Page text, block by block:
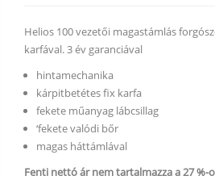
Helios 100 vezetői magastámlás
karfával. 3 év garanciával
hintamechanika
kárpitbetétes fix karfa
fekete műanyag lábcsillag
‘fekete valódi bőr
magas háttámlával
Fenti nettó ár nem tartalmazza a 27 %-